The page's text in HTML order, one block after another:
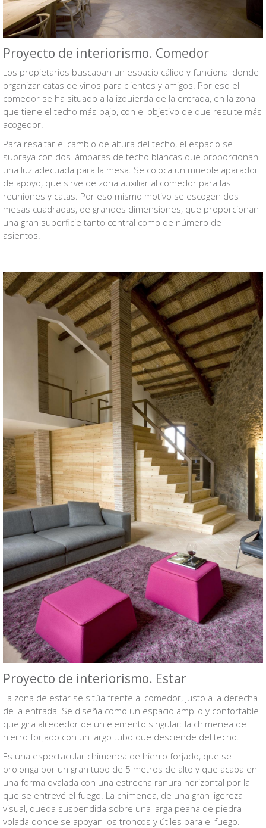
Proyecto de interiorismo. Comedor
Los propietarios buscaban un espacio cálido y funcional donde
organizar catas de vinos para clientes y amigos. Por eso el
comedor se ha situado a la izquierda de la entrada, en la zona
que tiene el techo más bajo, con el objetivo de que resulte más
acogedor.
Para resaltar el cambio de altura del techo, el espacio se
subraya con dos lámparas de techo blancas que proporcionan
una luz adecuada para la mesa. Se coloca un mueble aparador
de apoyo, que sirve de zona auxiliar al comedor para las
reuniones y catas. Por eso mismo motivo se escogen dos
mesas cuadradas, de grandes dimensiones, que proporcionan
una gran superficie tanto central como de número de
asientos.
Proyecto de interiorismo. Estar
La zona de estar se sitúa frente al comedor, justo a la derecha
de la entrada. Se diseña como un espacio amplio y confortable
que gira alrededor de un elemento singular: la chimenea de
hierro forjado con un largo tubo que desciende del techo.
Es una espectacular chimenea de hierro forjado, que se
prolonga por un gran tubo de 5 metros de alto y que acaba en
una forma ovalada con una estrecha ranura horizontal por la
que se entrevé el fuego. La chimenea, de una gran ligereza
visual, queda suspendida sobre una larga peana de piedra
volada donde se apoyan los troncos y útiles para el fuego.